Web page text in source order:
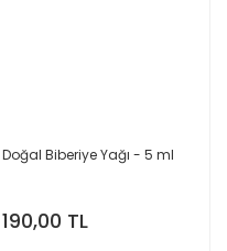
Doğal Biberiye Yağı - 5 ml
190,00 TL